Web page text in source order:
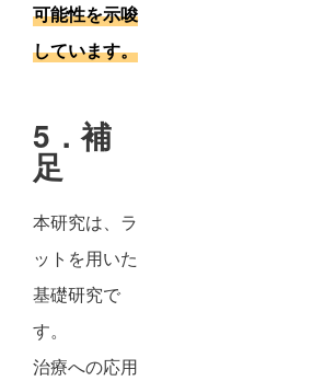
可能性を示唆
しています。
5．補
足
本研究は、ラ
ットを用いた
基礎研究で
す。
治療への応用